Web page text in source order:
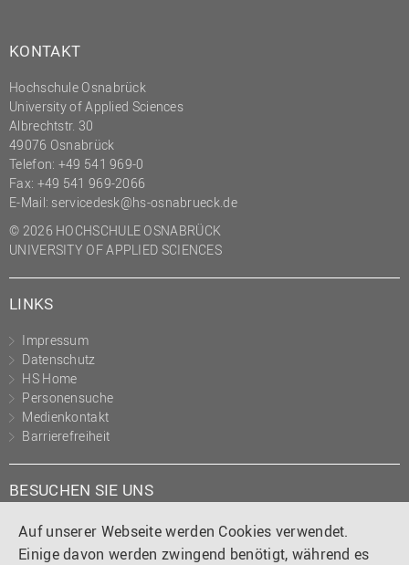
Auf unserer Webseite werden Cookies verwendet.
Einige davon werden zwingend benötigt, während es
KONTAKT
Hochschule Osnabrück
University of Applied Sciences
Albrechtstr. 30
49076 Osnabrück
Telefon: +49 541 969-0
Fax: +49 541 969-2066
E-Mail: servicedesk@hs-osnabrueck.de
© 2026 HOCHSCHULE OSNABRÜCK
UNIVERSITY OF APPLIED SCIENCES
LINKS
Impressum
Datenschutz
HS Home
Personensuche
Medienkontakt
Barrierefreiheit
BESUCHEN SIE UNS
Instagram
TiktokLinkedIn
YouTube
Facebook